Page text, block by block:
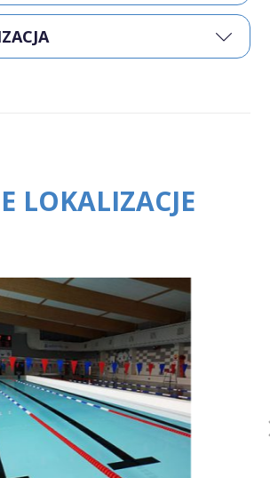
LOKALIZACJE